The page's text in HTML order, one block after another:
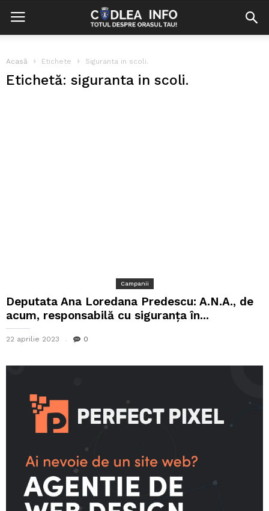
Acasă Etichete Siguranta in scoli.
Etichetă: siguranta in scoli.
Campanii
Deputata Ana Loredana Predescu: A.N.A., de
acum, responsabilă cu siguranța în...
22 aprilie 2023 0